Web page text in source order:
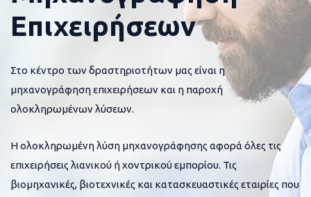
Επιχειρήσεων
Στο κέντρο των δραστηριοτήτων μας είναι η
μηχανογράφηση επιχειρήσεων και η παροχή
ολοκληρωμένων λύσεων.
Η ολοκληρωμένη λύση μηχανογράφησης αφορά όλες τις
επιχειρήσεις λιανικού ή χοντρικού εμπορίου. Τις
βιομηχανικές, βιοτεχνικές και κατασκευαστικές εταιρίες που